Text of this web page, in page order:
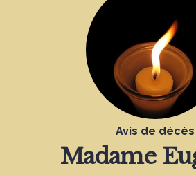
Avis de décès
Madame